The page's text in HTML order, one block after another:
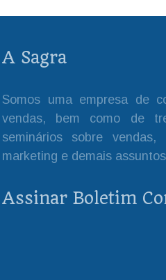
A Sagra
Somos uma empresa de
vendas, bem como de
seminários sobre vendas,
marketing e demais
Assinar Boletim